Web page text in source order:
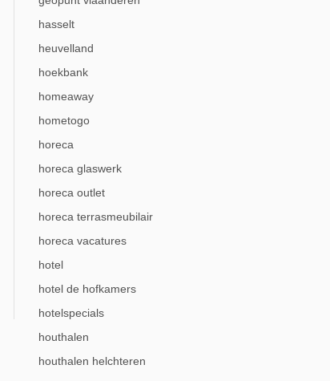
hasselt
heuvelland
hoekbank
homeaway
hometogo
horeca
horeca glaswerk
horeca outlet
horeca terrasmeubilair
horeca vacatures
hotel
hotel de hofkamers
hotelspecials
houthalen
houthalen helchteren